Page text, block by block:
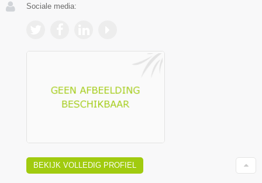
Sociale media:
BEKIJK VOLLEDIG PROFIEL